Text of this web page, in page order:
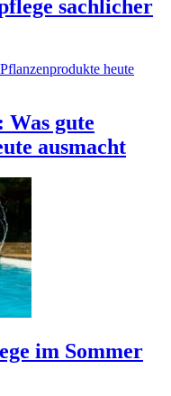
sachlicher
gute
ausmacht
im Sommer